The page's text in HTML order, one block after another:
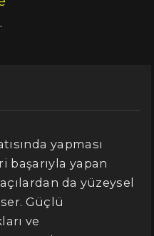
yapması
başarıyla yapan
da yüzeysel
Güçlü
ve